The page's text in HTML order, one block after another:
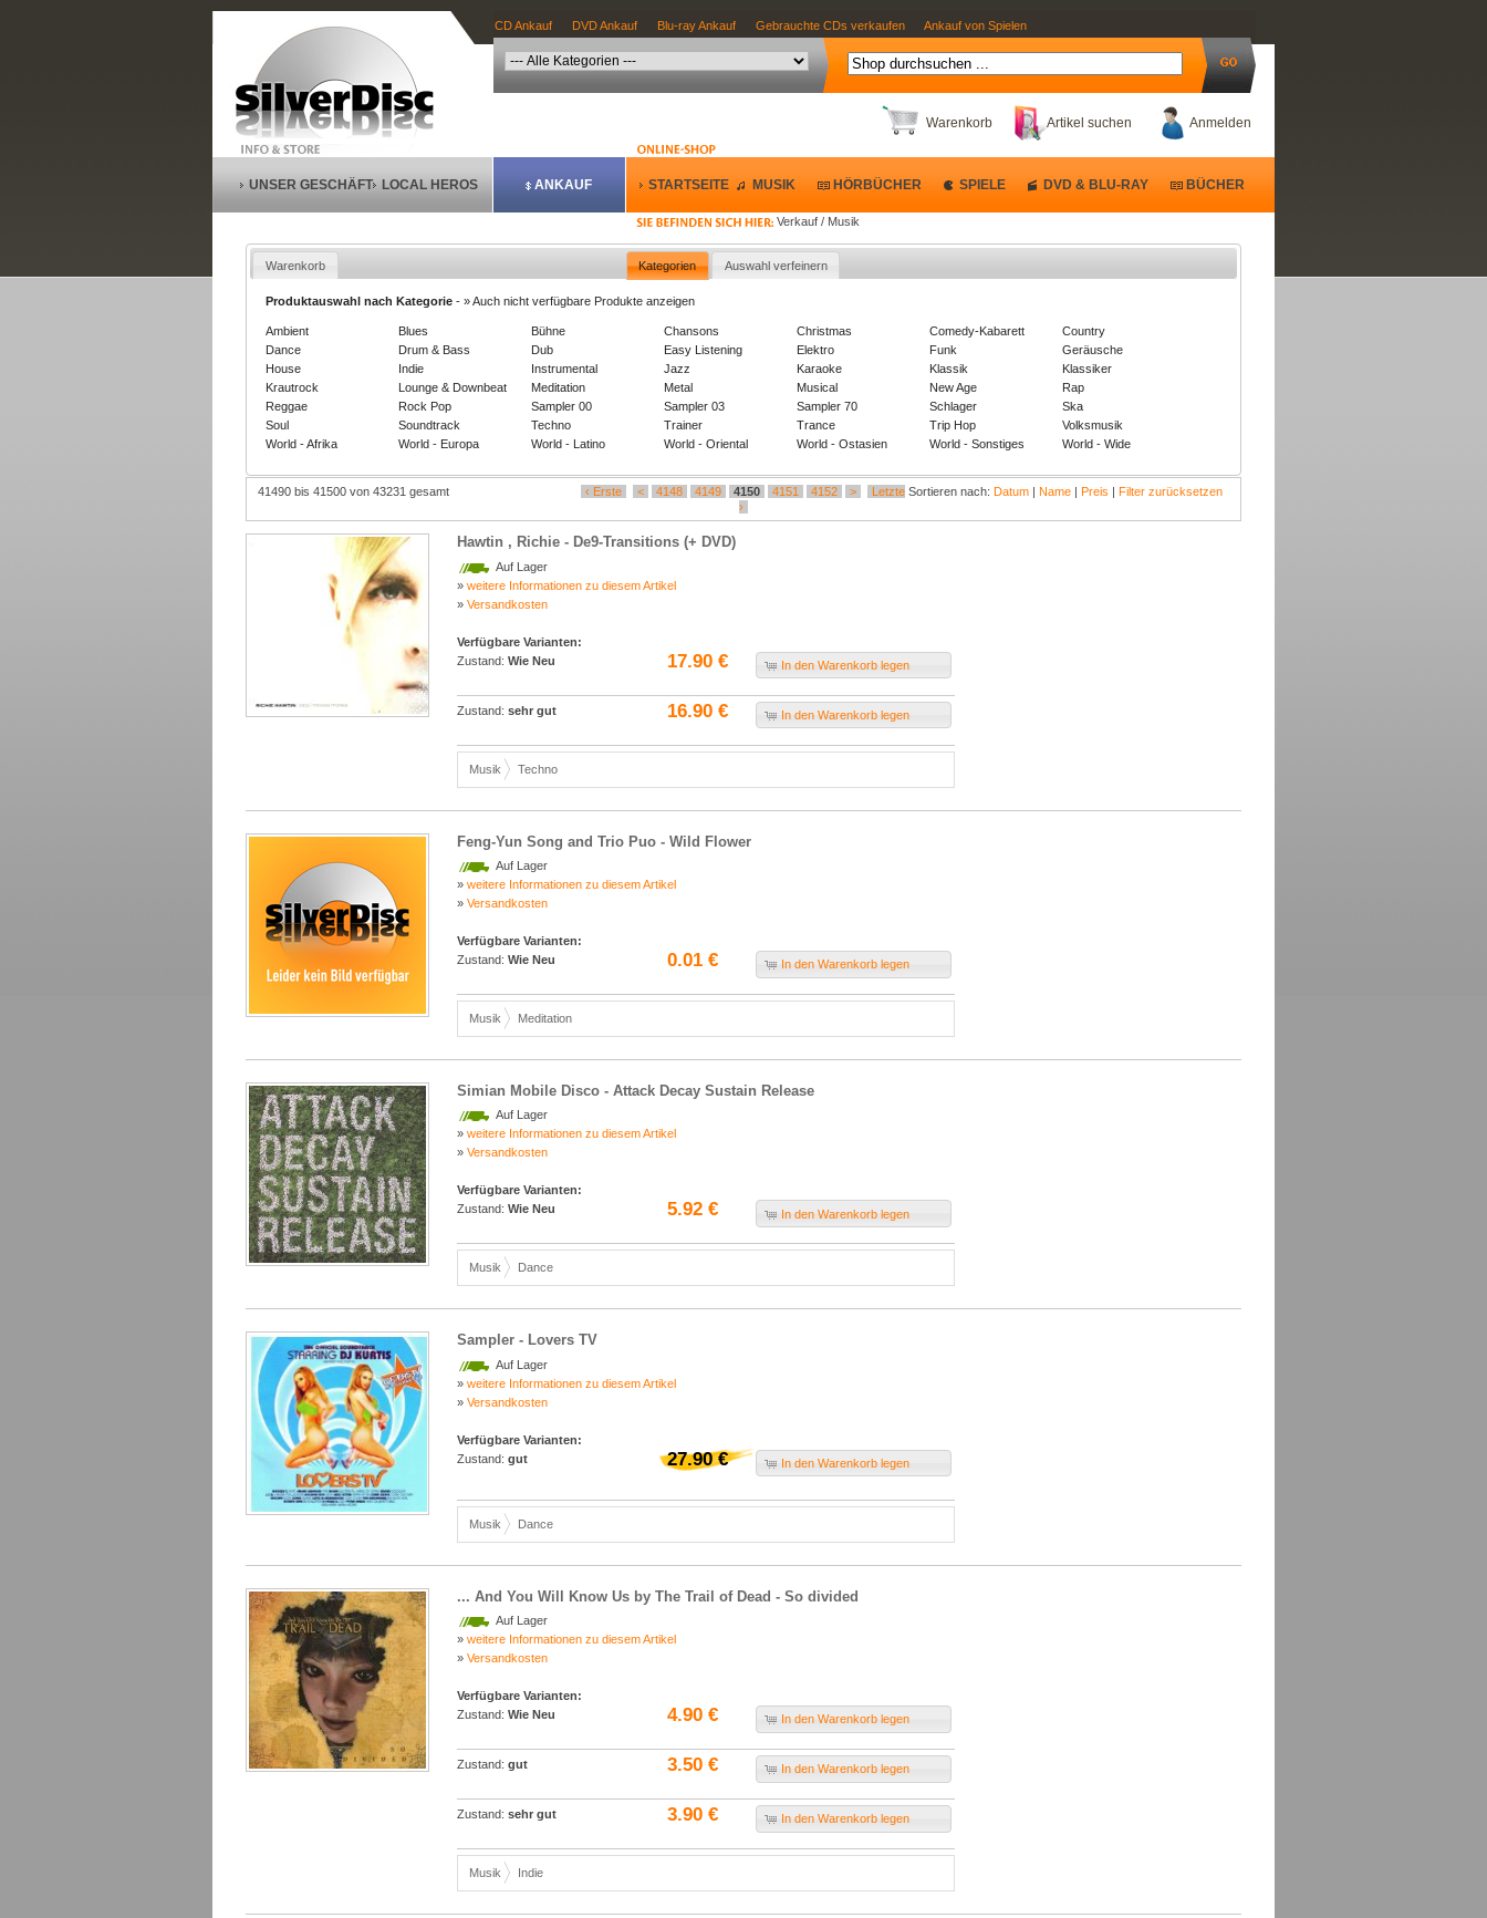
CD Ankauf DVD Ankauf Blu-ray Ankauf Gebrauchte CDs verkaufen Ankauf von Spielen
Anmelden
Artikel suchen
Warenkorb
Verkauf / Musik
UNSER GESCHÄFT LOCAL HEROS ANKAUF STARTSEITE MUSIK HÖRBÜCHER SPIELE DVD & BLU-RAY BÜCHER
Warenkorb Kategorien Auswahl verfeinern
Produktauswahl nach Kategorie -» Auch nicht verfügbare Produkte anzeigen
Ambient Blues Bühne Chansons Christmas Comedy-Kabarett
Country
Dance
Drum & Bass Dub Easy Listening Elektro Funk
Geräusche
House
Indie Instrumental Jazz Karaoke Klassik
Klassiker
Krautrock
Lounge & Downbeat Meditation Metal Musical New Age
Rap
Reggae
Rock Pop Sampler 00 Sampler 03 Sampler 70 Schlager
Ska
Soul
Soundtrack Techno Trainer Trance Trip Hop
Volksmusik
World - Afrika
World - Europa World - Latino World - Oriental World - Ostasien World - Sonstiges World - Wide
41490 bis 41500 von 43231 gesamt ‹ Erste < 4148 4149 4150 4151 4152 >
Letzte
›
Sortieren nach: Datum Name Preis Filter zurücksetzen
Hawtin , Richie - De9-Transitions (+ DVD)
Auf Lager
» weitere Informationen zu diesem Artikel
» Versandkosten
Verfügbare Varianten:
Zustand: Wie Neu 17.90 € In den Warenkorb legen
Zustand: sehr gut 16.90 € In den Warenkorb legen
Musik Techno
Feng-Yun Song and Trio Puo - Wild Flower
Auf Lager
» weitere Informationen zu diesem Artikel
» Versandkosten
Verfügbare Varianten:
Zustand: Wie Neu 0.01 € In den Warenkorb legen
Musik Meditation
Simian Mobile Disco - Attack Decay Sustain Release
Auf Lager
» weitere Informationen zu diesem Artikel
» Versandkosten
Verfügbare Varianten:
Zustand: Wie Neu 5.92 € In den Warenkorb legen
Musik Dance
Sampler - Lovers TV
Auf Lager
» weitere Informationen zu diesem Artikel
» Versandkosten
Verfügbare Varianten:
Zustand: gut 27.90 € In den Warenkorb legen
Musik Dance
... And You Will Know Us by The Trail of Dead - So divided
Auf Lager
» weitere Informationen zu diesem Artikel
» Versandkosten
Verfügbare Varianten:
Zustand: Wie Neu 4.90 € In den Warenkorb legen
Zustand: gut 3.50 € In den Warenkorb legen
Zustand: sehr gut 3.90 € In den Warenkorb legen
Musik Indie